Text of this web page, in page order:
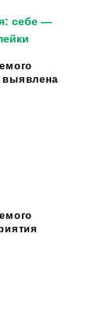
себе —
выявлена